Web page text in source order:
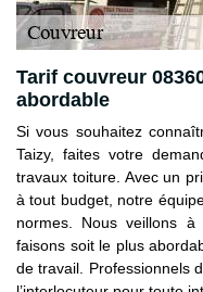
Tarif couvreur
abordable
Si vous souhaitez
Taizy, faites votre
travaux toiture. Avec un
à tout budget, notre
normes. Nous veillons
faisons soit le plus
de travail. Professionnels